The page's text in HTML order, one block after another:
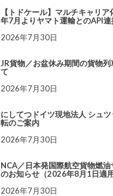
【トドケール】マルチキャリ
年7月よりヤマト運輸とのAPI連
2026年7月30日
JR貨物／お盆休み期間の貨物
て
2026年7月30日
にしてつドイツ現地法人 シュ
転のご案内
2026年7月30日
NCA／日本発国際航空貨物燃
のお知らせ（2026年8月1日適
2026年7月30日